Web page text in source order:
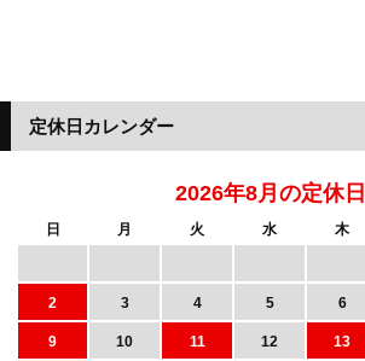
定休日カレンダー
2026年8月の定休日
日 月 火 水 木
2
3 4 5 6
9
10 11 12 13